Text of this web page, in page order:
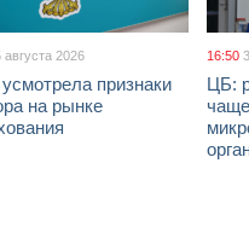
августа 2026
признаки
на рынке
16:50
ЦБ: